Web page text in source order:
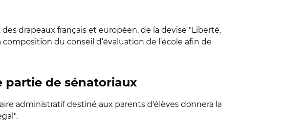
drapeaux français et européen, de la devise "Liberté,
du conseil d’évaluation de l’école afin de
partie de sénatoriaux
administratif destiné aux parents d'élèves donnera la